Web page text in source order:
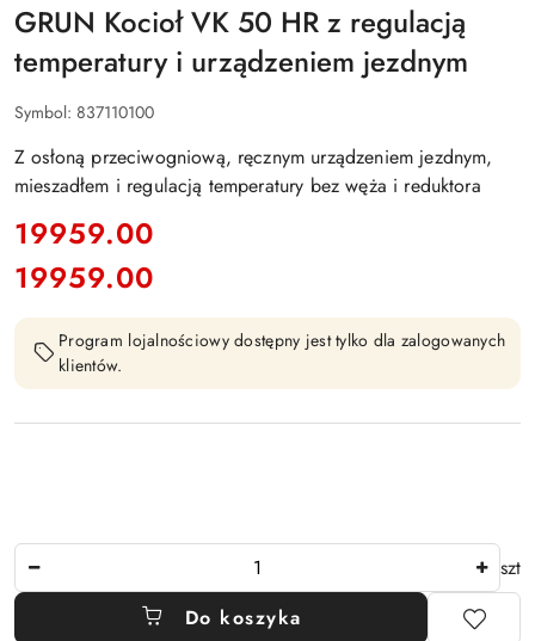
GRUN Kocioł VK 50 HR z regulacją
temperatury i urządzeniem jezdnym
Symbol: 837110100
Z osłoną przeciwogniową, ręcznym urządzeniem jezdnym,
mieszadłem i regulacją temperatury bez węża i reduktora
cena:
19959.00
Cena:
19959.00
Program lojalnościowy dostępny jest tylko dla zalogowanych
klientów.
szt
Do koszyka